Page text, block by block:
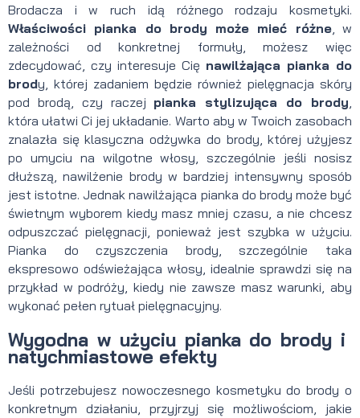
Brodacza i w ruch idą różnego rodzaju kosmetyki.
Właściwości pianka do brody może mieć różne, w
zależności od konkretnej formuły, możesz więc
zdecydować, czy interesuje Cię nawilżająca pianka do
brody, której zadaniem będzie również pielęgnacja skóry
pod brodą, czy raczej pianka stylizująca do brody,
która ułatwi Ci jej układanie. Warto aby w Twoich zasobach
znalazła się klasyczna odżywka do brody, której użyjesz
po umyciu na wilgotne włosy, szczególnie jeśli nosisz
dłuższą, nawilżenie brody w bardziej intensywny sposób
jest istotne. Jednak nawilżająca pianka do brody może być
świetnym wyborem kiedy masz mniej czasu, a nie chcesz
odpuszczać pielęgnacji, ponieważ jest szybka w użyciu.
Pianka do czyszczenia brody, szczególnie taka
ekspresowo odświeżająca włosy, idealnie sprawdzi się na
przykład w podróży, kiedy nie zawsze masz warunki, aby
wykonać pełen rytuał pielęgnacyjny.
Wygodna w użyciu pianka do brody i
natychmiastowe efekty
Jeśli potrzebujesz nowoczesnego kosmetyku do brody o
konkretnym działaniu, przyjrzyj się możliwościom, jakie